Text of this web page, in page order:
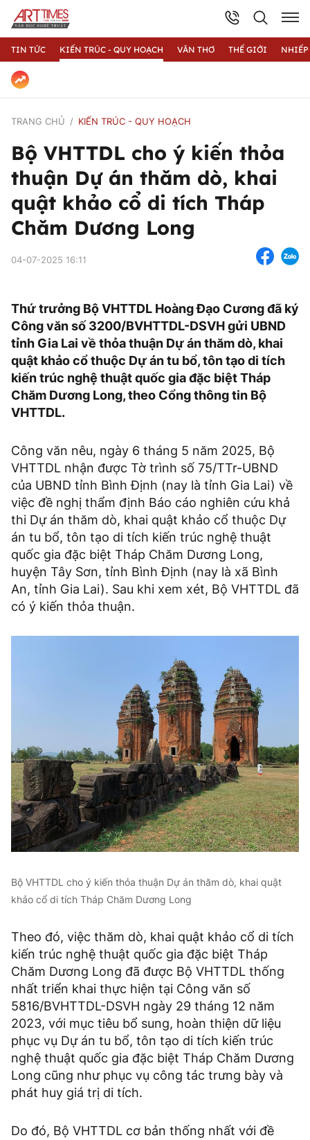
TIN TỨC KIẾN TRÚC - QUY HOẠCH VĂN THƠ THẾ GIỚI
TRANG CHỦ KIẾN TRÚC - QUY HOẠCH
Bộ VHTTDL cho ý kiến thỏa
thuận Dự án thăm dò, khai
quật khảo cổ di tích Tháp
Chăm Dương Long
04-07-2025 16:11
Thứ trưởng Bộ VHTTDL Hoàng Đạo Cương đã ký
Công văn số 3200/BVHTTDL-DSVH gửi UBND
tỉnh Gia Lai về thỏa thuận Dự án thăm dò, khai
quật khảo cổ thuộc Dự án tu bổ, tôn tạo di tích
kiến trúc nghệ thuật quốc gia đặc biệt Tháp
Chăm Dương Long, theo Cổng thông tin Bộ
VHTTDL.
Công văn nêu, ngày 6 tháng 5 năm 2025, Bộ
VHTTDL nhận được Tờ trình số 75/TTr-UBND
của UBND tỉnh Bình Định (nay là tỉnh Gia Lai) về
việc đề nghị thẩm định Báo cáo nghiên cứu khả
thi Dự án thăm dò, khai quật khảo cổ thuộc Dự
án tu bổ, tôn tạo di tích kiến trúc nghệ thuật
quốc gia đặc biệt Tháp Chăm Dương Long,
huyện Tây Sơn, tỉnh Bình Định (nay là xã Bình
An, tỉnh Gia Lai). Sau khi xem xét, Bộ VHTTDL đã
có ý kiến thỏa thuận.
Bộ VHTTDL cho ý kiến thỏa thuận Dự án thăm dò, khai quật
khảo cổ di tích Tháp Chăm Dương Long
Theo đó, việc thăm dò, khai quật khảo cổ di tích
kiến trúc nghệ thuật quốc gia đặc biệt Tháp
Chăm Dương Long đã được Bộ VHTTDL thống
nhất triển khai thực hiện tại Công văn số
5816/BVHTTDL-DSVH ngày 29 tháng 12 năm
2023, với mục tiêu bổ sung, hoàn thiện dữ liệu
phục vụ Dự án tu bổ, tôn tạo di tích kiến trúc
nghệ thuật quốc gia đặc biệt Tháp Chăm Dương
Long cũng như phục vụ công tác trưng bày và
phát huy giá trị di tích.
Do đó, Bộ VHTTDL cơ bản thống nhất với đề